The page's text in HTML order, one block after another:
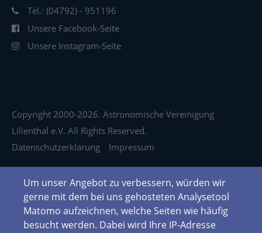
Tel.: (04792) - 951196
Unsere Facebook-Seite
Unsere Instagram-Seite
Copyright 2000-2026. Astronomische Vereinigung
Lilienthal e.V. All Rights Reserved.
Datenschutzerklärung
Impressum
Um unser Angebot zu verbessern, würden wir
gerne mit dem bei uns gehosteten Analysetool
Matomo aufzeichnen, welche Seiten wie häufig
besucht werden. Dabei wird Ihre IP-Adresse